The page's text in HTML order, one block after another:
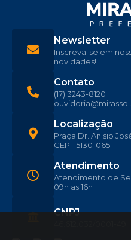
Localização
Praça Dr. Anisio
CEP: 15130-065
Contato
(17) 3243-8120
Atendimento
Atendimento de
09h as 16h
CNPJ
Newsletter
Inscreva-se em
novidades!